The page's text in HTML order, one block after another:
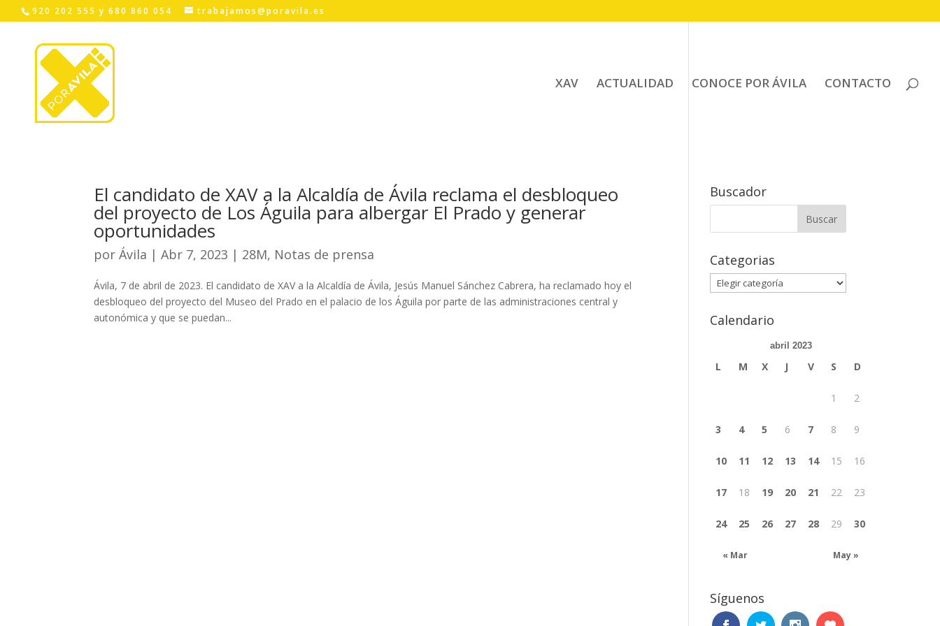
920 202 555 y 680 860 054 trabajamos@poravila.es
XAV ACTUALIDAD CONOCE POR ÁVILA CONTACTO
El candidato de XAV a la Alcaldía de Ávila reclama el desbloqueo
del proyecto de Los Águila para albergar El Prado y generar
oportunidades
porÁvila |Abr 7, 2023 | 28M, Notas de prensa
Ávila, 7 de abril de 2023. El candidato de XAV a la Alcaldía de Ávila, Jesús Manuel Sánchez Cabrera, ha reclamado hoy el
desbloqueo del proyecto del Museo del Prado en el palacio de los Águila por parte de las administraciones central y
autonómica y que se puedan...
Buscador
Buscar:
Categorias
Categorias
Calendario
abril 2023
L M X J V S D
« Mar May »
1 2
3 4 5 6 7 8 9
10 11 12 13 14 15 16
17 18 19 20 21 22 23
24 25 26 27 28 29 30
Síguenos